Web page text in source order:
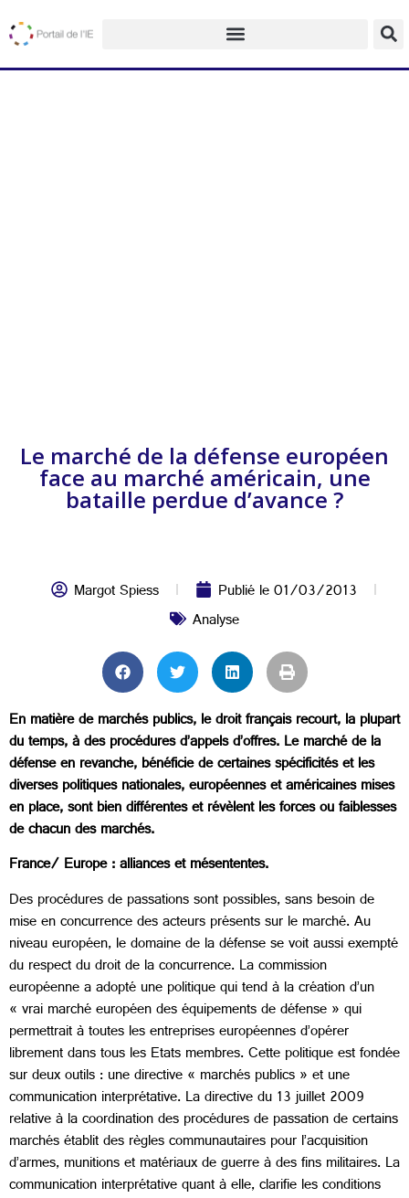
Le marché de la défense européen
face au marché américain, une
bataille perdue d’avance ?
Margot Spiess Publié le01/03/2013
Analyse
En matière de marchés publics, le droit français recourt, la plupart
du temps, à des procédures d’appels d’offres. Le marché de la
défense en revanche, bénéficie de certaines spécificités et les
diverses politiques nationales, européennes et américaines mises
en place, sont bien différentes et révèlent les forces ou faiblesses
de chacun des marchés.
France/ Europe : alliances et mésententes.
Des procédures de passations sont possibles, sans besoin de
mise en concurrence des acteurs présents sur le marché. Au
niveau européen, le domaine de la défense se voit aussi exempté
du respect du droit de la concurrence. La commission
européenne a adopté une politique qui tend à la création d’un
« vrai marché européen des équipements de défense » qui
permettrait à toutes les entreprises européennes d’opérer
librement dans tous les Etats membres. Cette politique est fondée
sur deux outils : une directive « marchés publics » et une
communication interprétative. La directive du 13 juillet 2009
relative à la coordination des procédures de passation de certains
marchés établit des règles communautaires pour l’acquisition
d’armes, munitions et matériaux de guerre à des fins militaires. La
communication interprétative quant à elle, clarifie les conditions